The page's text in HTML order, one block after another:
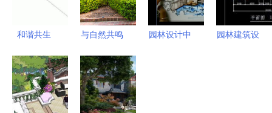
和谐共生
观设计探索
与自然共鸣
化与园林设
计的艺术融
合
园林设计中
园林建筑设